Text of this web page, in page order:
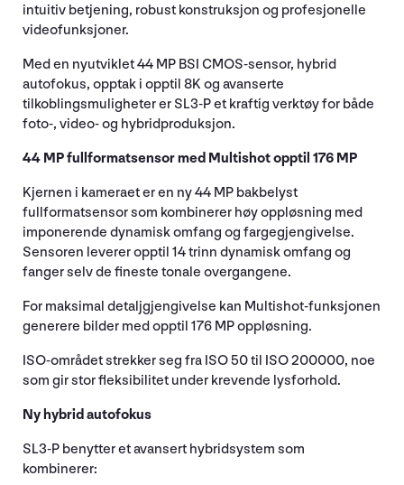
intuitiv betjening, robust konstruksjon og profesjonelle
videofunksjoner.
Med en nyutviklet 44 MP BSI CMOS-sensor, hybrid
autofokus, opptak i opptil 8K og avanserte
tilkoblingsmuligheter er SL3-P et kraftig verktøy for både
foto-, video- og hybridproduksjon.
44 MP fullformatsensor med Multishot opptil 176 MP
Kjernen i kameraet er en ny 44 MP bakbelyst
fullformatsensor som kombinerer høy oppløsning med
imponerende dynamisk omfang og fargegjengivelse.
Sensoren leverer opptil 14 trinn dynamisk omfang og
fanger selv de fineste tonale overgangene.
For maksimal detaljgjengivelse kan Multishot-funksjonen
generere bilder med opptil 176 MP oppløsning.
ISO-området strekker seg fra ISO 50 til ISO 200000, noe
som gir stor fleksibilitet under krevende lysforhold.
Ny hybrid autofokus
SL3-P benytter et avansert hybridsystem som
kombinerer: